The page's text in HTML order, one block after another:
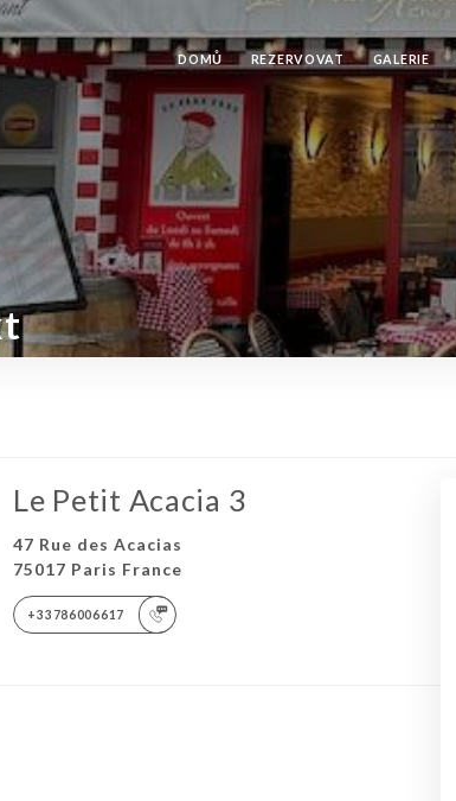
DOMŮ REZERVOVAT GALERIE
Le Petit Acacia 3
47 Rue des Acacias
75017 Paris France
+33786006617